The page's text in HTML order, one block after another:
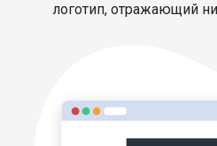
логотип, отражающий